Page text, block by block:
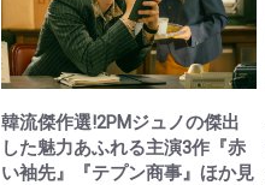
韓流傑作選!2PMジュノの傑出
した魅力あふれる主演3作『赤
い袖先』『テプン商事』ほか見